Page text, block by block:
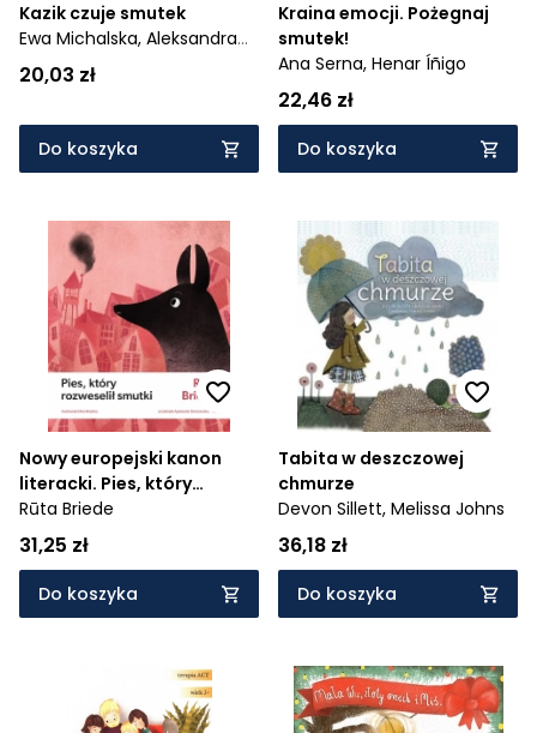
Kazik czuje smutek
Ewa Michalska, Aleksandra
Belta-Iwacz
20,03 zł
Do koszyka
Kraina emocji. Pożegnaj
smutek!
Ana Serna, Henar Íñigo
22,46 zł
Do koszyka
Nowy europejski kanon
literacki. Pies, który
rozweselił smutki
Rūta Briede
31,25 zł
Do koszyka
Tabita w deszczowej
chmurze
Devon Sillett, Melissa Johns
36,18 zł
Do koszyka